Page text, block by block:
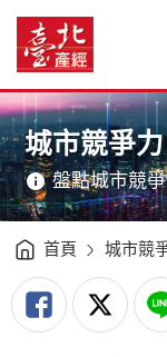
市
位
列
牌
城
市
-
臺
北
產
經
臺
經
訊
網
網
站
主
單
主
意
境
城市競爭力
盤點城市競
首頁 城市競